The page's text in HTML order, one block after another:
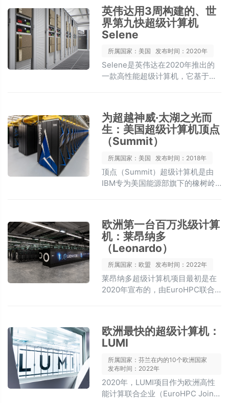
特别是在国家安全领域，如核武器
模拟。
英伟达用3周构建的、世
界第九快超级计算机
Selene
所属国家：美国 发布时间：2020年
Selene是英伟达在2020年推出的
一款高性能超级计算机，它基于
架构GPU。Selene不仅在美国最快
的工业系统中占据一席之地，而且
在能效比方面也表现突出，体现了
英伟达在GPU技术和系统集成方面
的领先水平。
为超越神威·太湖之光而
生：美国超级计算机顶点
（Summit）
所属国家：美国 发布时间：2018年
顶点（Summit）超级计算机是由
IBM专为美国能源部旗下的橡树岭
其设计初衷是为了超越当时运算速
度最快的中国超级计算机“神威·太
湖之光”，重新确立美国在全球超算
领域的领先地位。它在高精度科学
仿真方面可达到200 petaflops的性
能，助力最优秀的科学家加速其在
高能物理、材料发现、医疗保健等
领域的探索。
欧洲第一台百万兆级计算
机：莱昂纳多
（Leonardo）
所属国家：欧盟 发布时间：2022年
莱昂纳多超级计算机项目最初是在
2020年宣布的，由EuroHPC联合
议，旨在引领欧洲超级计算的发
展。
欧洲最快的超级计算机：
LUMI
所属国家：芬兰在内的10个欧洲国家
发布时间：2022年
2020年，LUMI项目作为欧洲高性
能计算联合企业（EuroHPC Joint